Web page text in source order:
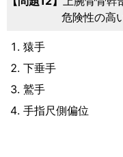
危険性の高
猿手
下垂手
鷲手
手指尺側偏位